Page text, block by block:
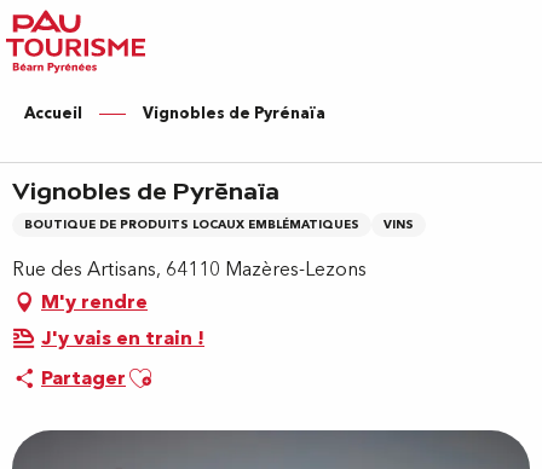
Aller
au
contenu
principal
Accueil Vignobles de Pyrénaïa
Vignobles de Pyrénaïa
BOUTIQUE DE PRODUITS LOCAUX EMBLÉMATIQUES VINS
Rue des Artisans, 64110 Mazères-Lezons
M'y rendre
J'y vais en train !
PartagerAjouter aux favoris